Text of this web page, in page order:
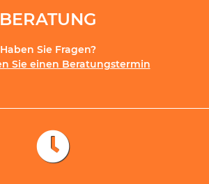
BERATUNG
Haben Sie Fragen?
Sie einen Beratungstermin